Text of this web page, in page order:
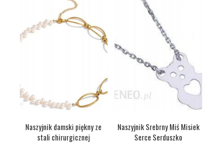
Naszyjnik damski piękny ze
stali chirurgicznej
Naszyjnik Srebrny Miś Misiek
Serce Serduszko